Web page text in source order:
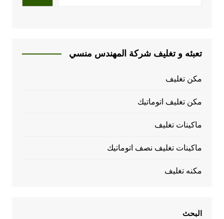
تعبئه و تغليف شركة المهندس منسي
مكن تغليف
مكن تغليف اتوماتيك
ماكينات تغليف
ماكينات تغليف نصف اتوماتيك
مكنه تغليف
البحث